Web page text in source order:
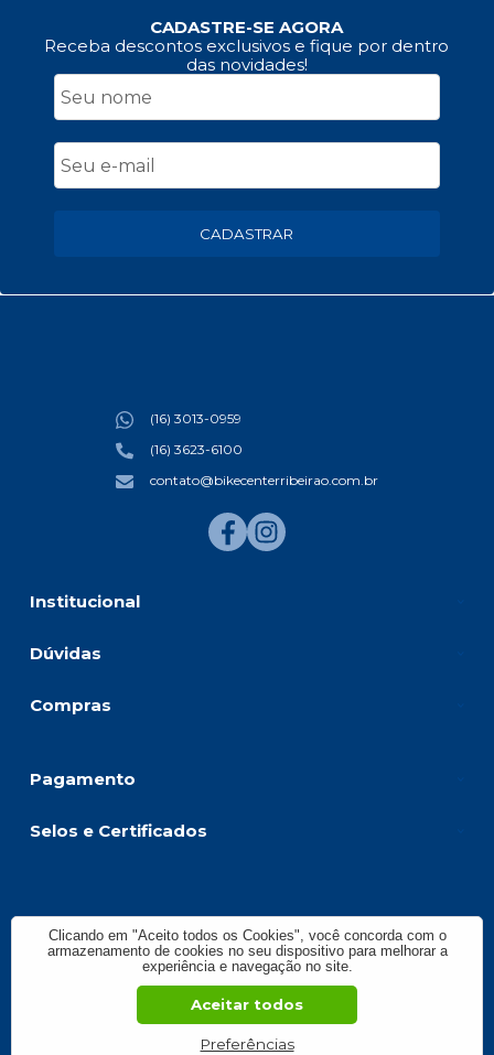
CADASTRE-SE AGORA
Receba descontos exclusivos e fique por dentro
das novidades!
CADASTRAR
Institucional
Dúvidas
Compras
(16) 3013-0959
(16) 3623-6100
contato@bikecenterribeirao.com.br
Pagamento
Selos e Certificados
BIKE CENTER RIBEIRAO COMERCIO DE BICICLETAS LTD, Avenida
Presidente Vargas - 1083 - Jardim América - 14020-260 - Ribeirão Preto -
SP
CNPJ: 59.299.958/0001-78 | © Todos os direitos reservados - Bike Center
Ribeirão - 2026
Clicando em "Aceito todos os Cookies", você concorda com o
armazenamento de cookies no seu dispositivo para melhorar a
experiência e navegação no site.
Preferências
Aceitar todos